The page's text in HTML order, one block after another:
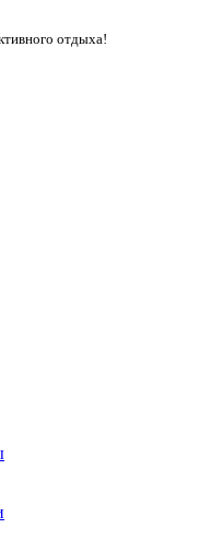
отдыха!